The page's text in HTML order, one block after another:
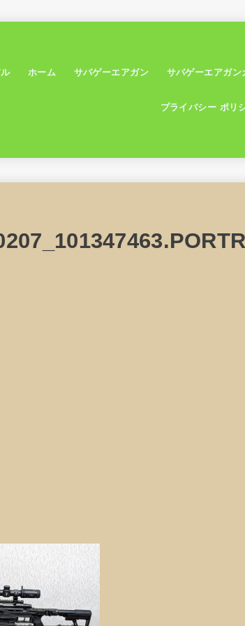
ホーム サバゲーエアガン サバゲーエアガン
プライバシー ポリ